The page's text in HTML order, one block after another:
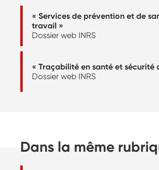
« Services de prévention et de
travail »
Dossier web INRS
« Traçabilité en santé et sécurité
Dossier web INRS
Dans la même